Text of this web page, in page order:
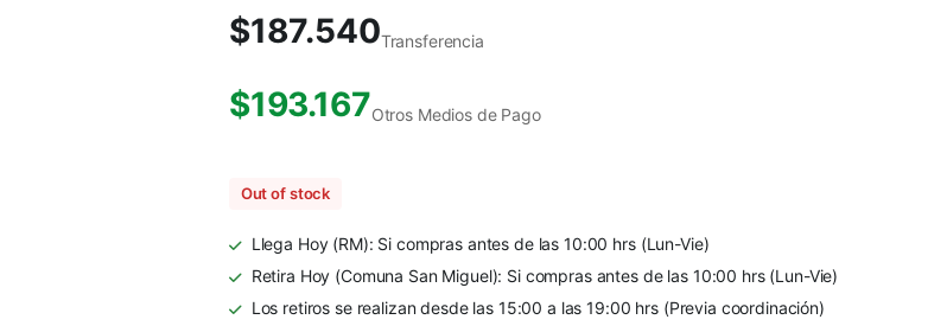
$187.540Transferencia
$193.167Otros Medios de Pago
Out of stock
Llega Hoy (RM): Si compras antes de las 10:00 hrs (Lun-Vie)
Retira Hoy (Comuna San Miguel): Si compras antes de las 10:00 hrs (Lun-Vie)
Los retiros se realizan desde las 15:00 a las 19:00 hrs (Previa coordinación)